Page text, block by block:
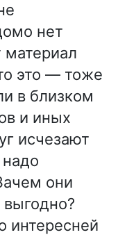
нет
материал
это — тоже
в близком
и иных
исчезают
они
интересней